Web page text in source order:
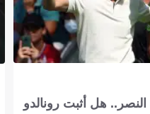
هل أثبت رونالدو